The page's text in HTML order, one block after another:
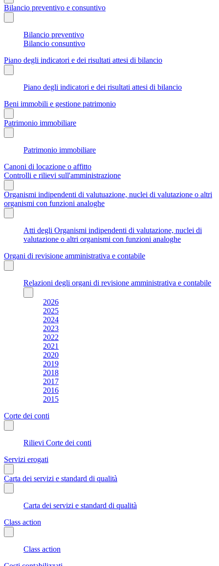
Bilancio preventivo e consuntivo
Bilancio preventivo
Bilancio consuntivo
Piano degli indicatori e dei risultati attesi di bilancio
Piano degli indicatori e dei risultati attesi di bilancio
Beni immobili e gestione patrimonio
Patrimonio immobiliare
Patrimonio immobiliare
Canoni di locazione o affitto
Controlli e rilievi sull'amministrazione
Organismi indipendenti di valutuazione, nuclei di valutazione o altri
organismi con funzioni analoghe
Atti degli Organismi indipendenti di valutazione, nuclei di
valutazione o altri organismi con funzioni analoghe
Organi di revisione amministrativa e contabile
Relazioni degli organi di revisione amministrativa e contabile
2026
2025
2024
2023
2022
2021
2020
2019
2018
2017
2016
2015
Corte dei conti
Rilievi Corte dei conti
Servizi erogati
Carta dei servizi e standard di qualità
Carta dei servizi e standard di qualità
Class action
Class action